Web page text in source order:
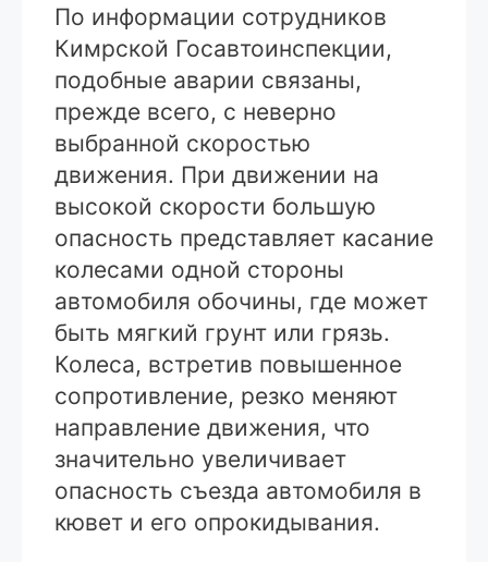
По информации сотрудников
Кимрской Госавтоинспекции,
подобные аварии связаны,
прежде всего, с неверно
выбранной скоростью
движения. При движении на
высокой скорости большую
опасность представляет касание
колесами одной стороны
автомобиля обочины, где может
быть мягкий грунт или грязь.
Колеса, встретив повышенное
сопротивление, резко меняют
направление движения, что
значительно увеличивает
опасность съезда автомобиля в
кювет и его опрокидывания.